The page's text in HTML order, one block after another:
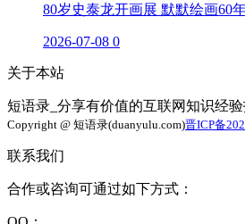
80岁史泰龙开画展 默默绘画60
2026-07-08 0
关于本站
短语录_分享有价值的互联网知识经验
Copyright @ 短语录(duanyulu.com)晋ICP备
联系我们
合作或咨询可通过如下方式：